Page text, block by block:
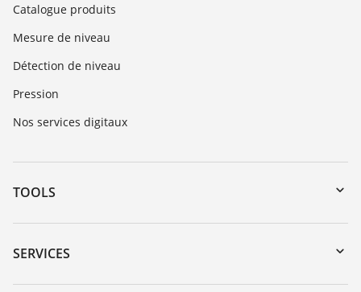
Catalogue produits
Mesure de niveau
Détection de niveau
Pression
Nos services digitaux
TOOLS
Téléchargements
Recherche par numéro de série
SERVICES
Retour d'appareil